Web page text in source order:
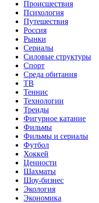
Происшествия
Психология
Путешествия
Россия
Рынки
Сериалы
Силовые структуры
Спорт
Среда обитания
ТВ
Теннис
Технологии
Тренды
Фигурное катание
Фильмы
Фильмы и сериалы
Футбол
Хоккей
Ценности
Шахматы
Шоу-бизнес
Экология
Экономика